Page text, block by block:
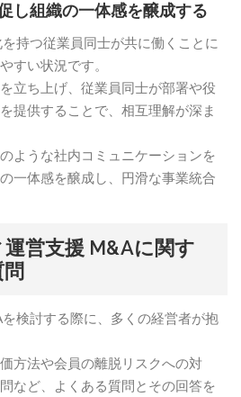
し組織の一体感を醸成する
持つ従業員同士が共に働くことに
すい状況です。
立ち上げ、従業員同士が部署や役
提供することで、相互理解が深ま
ような社内コミュニケーションを
一体感を醸成し、円滑な事業統合
営支援 M&Aに関す
検討する際に、多くの経営者が抱
方法や会員の離脱リスクへの対
など、よくある質問とその回答を